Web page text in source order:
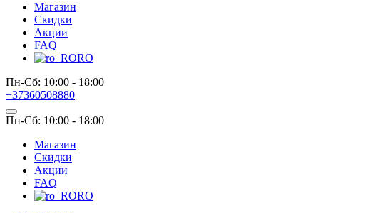
Магазин
Скидки
Акции
FAQ
RO
Пн-Сб: 10:00 - 18:00
+37360508880
Пн-Сб: 10:00 - 18:00
Магазин
Скидки
Акции
FAQ
RO